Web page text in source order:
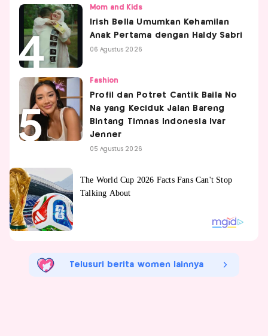
Mom and Kids
Irish Bella Umumkan Kehamilan
Anak Pertama dengan Haldy Sabri
06 Agustus 2026
Fashion
Profil dan Potret Cantik Baila No
Na yang Keciduk Jalan Bareng
Bintang Timnas Indonesia Ivar
Jenner
05 Agustus 2026
Telusuri berita women lainnya